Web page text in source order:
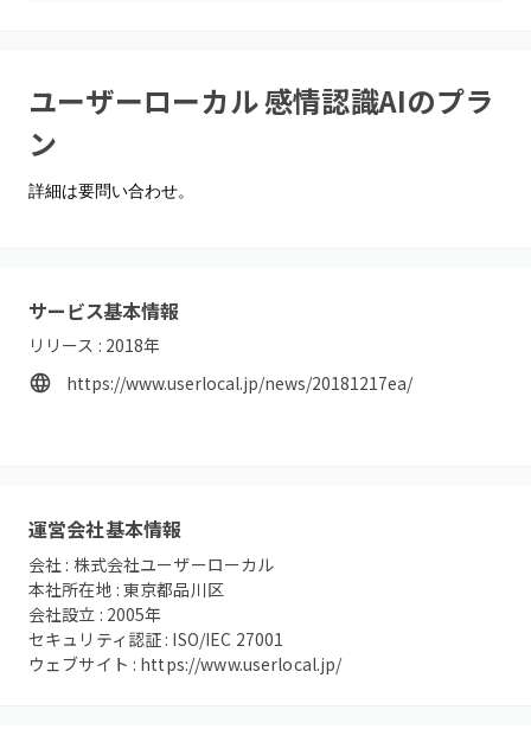
ユーザーローカル 感情認識AIのプラ
ン
詳細は要問い合わせ。
サービス基本情報
リリース : 2018年
https://www.userlocal.jp/news/20181217ea/
運営会社基本情報
会社 : 株式会社ユーザーローカル
本社所在地 :東京都品川区
会社設立 : 2005年
セキュリティ認証 : ISO/IEC 27001
ウェブサイト : https://www.userlocal.jp/